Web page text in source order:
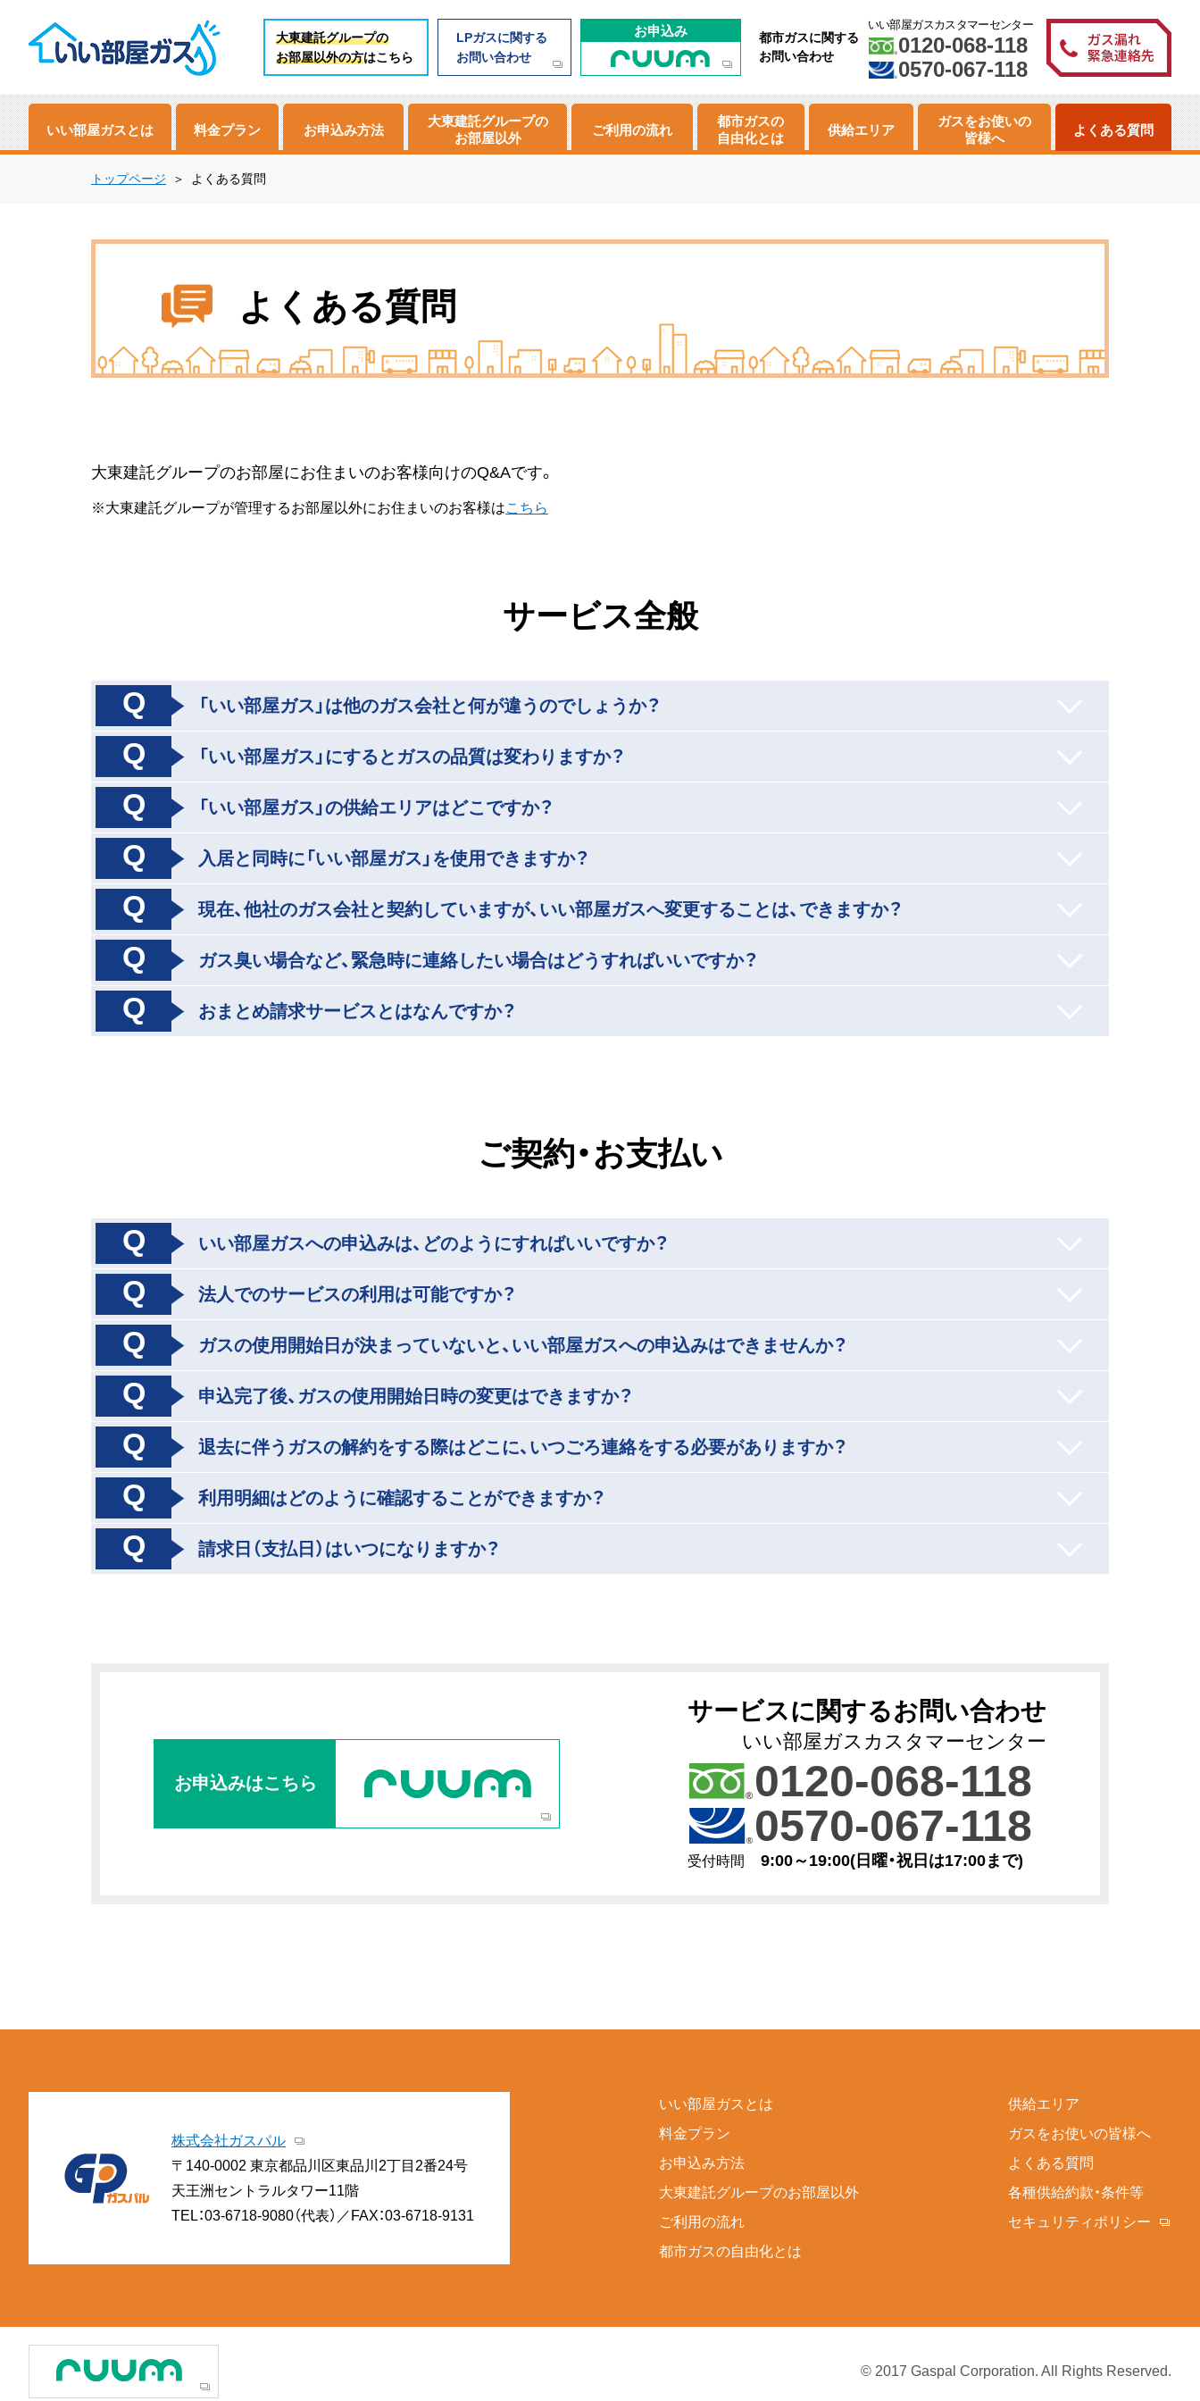
大東建託グループの
お部屋以外の方はこちら
LPガスに関する
お問い合わせ
お申込み
都市ガスに関する
お問い合わせ
いい部屋ガスカスタマーセンター
0120-068-118
0570-067-118
いい部屋ガスとは 料金プラン お申込み方法
大東建託グループの
お部屋以外
ご利用の流れ
都市ガスの
自由化とは
供給エリア
ガスをお使いの
皆様へ
よくある質問
トップページ よくある質問
よくある質問
大東建託グループのお部屋にお住まいのお客様向けのQ&Aです。
※大東建託グループが管理するお部屋以外にお住まいのお客様はこちら
サービス全般
Q 「いい部屋ガス」は他のガス会社と何が違うのでしょうか？
Q 「いい部屋ガス」にするとガスの品質は変わりますか？
Q 「いい部屋ガス」の供給エリアはどこですか？
Q 入居と同時に「いい部屋ガス」を使用できますか？
Q 現在、他社のガス会社と契約していますが、いい部屋ガスへ変更することは、できますか？
Q ガス臭い場合など、緊急時に連絡したい場合はどうすればいいですか？
Q おまとめ請求サービスとはなんですか？
ご契約・お支払い
Q いい部屋ガスへの申込みは、どのようにすればいいですか？
Q 法人でのサービスの利用は可能ですか？
Q ガスの使用開始日が決まっていないと、いい部屋ガスへの申込みはできませんか？
Q 申込完了後、ガスの使用開始日時の変更はできますか？
Q 退去に伴うガスの解約をする際はどこに、いつごろ連絡をする必要がありますか？
Q 利用明細はどのように確認することができますか？
Q 請求日（支払日）はいつになりますか？
お申込みはこちら
サービスに関するお問い合わせ
いい部屋ガスカスタマーセンター
0120-068-118
0570-067-118
受付時間 9:00～19:00(日曜・祝日は17:00まで)
株式会社ガスパル
〒140-0002 東京都品川区東品川2丁目2番24号
天王洲セントラルタワー11階
TEL：03-6718-9080（代表）／FAX：03-6718-9131
いい部屋ガスとは
料金プラン
お申込み方法
大東建託グループのお部屋以外
ご利用の流れ
都市ガスの自由化とは
供給エリア
ガスをお使いの皆様へ
よくある質問
各種供給約款・条件等
セキュリティポリシー
© 2017 Gaspal Corporation. All Rights Reserved.